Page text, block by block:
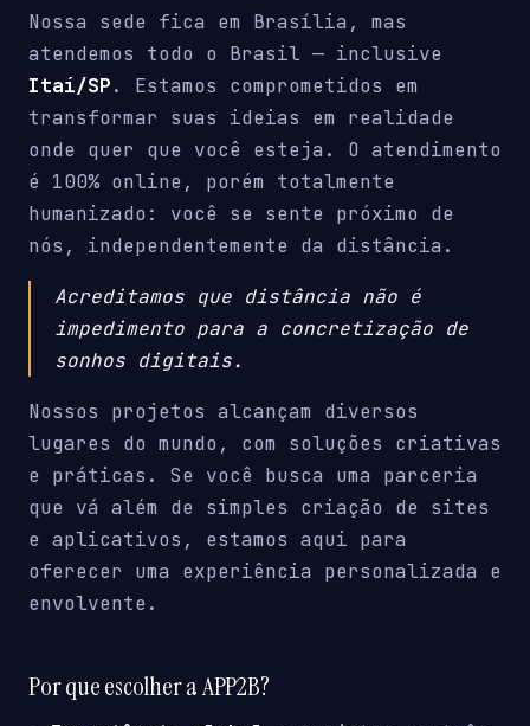
Nossa sede fica em Brasília, mas
atendemos todo o Brasil — inclusive
Itaí/SP. Estamos comprometidos em
transformar suas ideias em realidade
onde quer que você esteja. O atendimento
é 100% online, porém totalmente
humanizado: você se sente próximo de
nós, independentemente da distância.
Acreditamos que distância não é
impedimento para a concretização de
sonhos digitais.
Nossos projetos alcançam diversos
lugares do mundo, com soluções criativas
e práticas. Se você busca uma parceria
que vá além de simples criação de sites
e aplicativos, estamos aqui para
oferecer uma experiência personalizada e
envolvente.
Por que escolher a APP2B?